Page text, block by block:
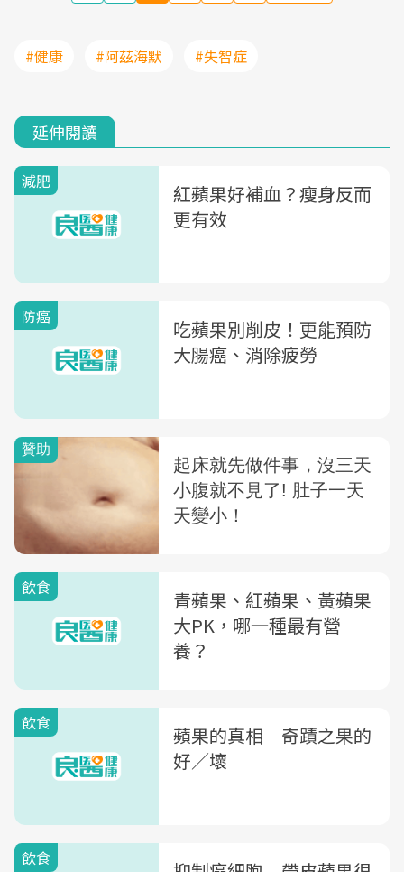
#健康 #阿茲海默 #失智症
延伸閱讀
減肥
紅蘋果好補血？瘦身反而
更有效
防癌
吃蘋果別削皮！更能預防
大腸癌、消除疲勞
飲食
青蘋果、紅蘋果、黃蘋果
大PK，哪一種最有營
養？
飲食
蘋果的真相 奇蹟之果的
好／壞
飲食